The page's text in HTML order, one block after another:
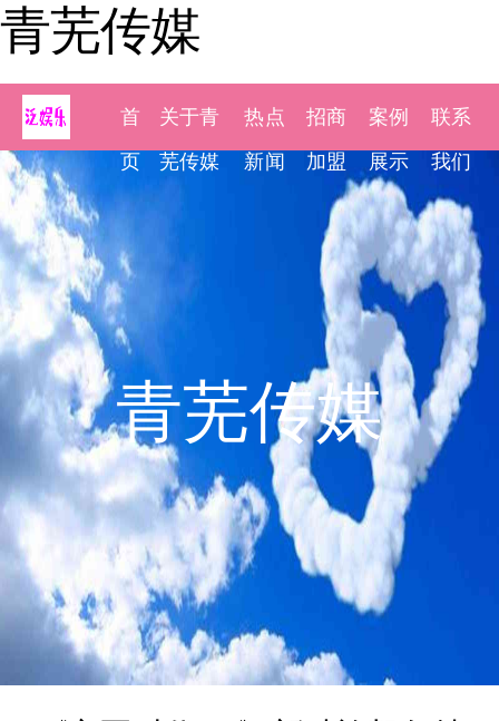
青芜传媒
首
页
关于青
芜传媒
热点
新闻
招商
加盟
案例
展示
联系
我们
青芜传媒